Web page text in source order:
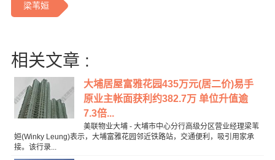
梁苇姮
相关文章 :
大埔居屋富雅花园435万元(居二价)易手
原业主帐面获利约382.7万 单位升值逾
7.3倍...
美联物业大埔 - 大埔市中心分行高级分区营业经理梁苇
姮(Winky Leung)表示，大埔富雅花园邻近铁路站，交通便利，吸引用家承
接。该行录...